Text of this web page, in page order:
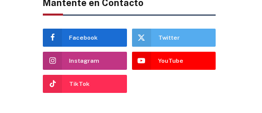
Mantente en Contacto
Facebook Twitter
Instagram YouTube
TikTok